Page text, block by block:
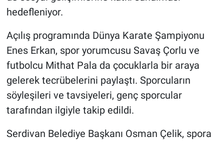
hedefleniyor.
Açılış programında Dünya Karate Şampiyonu
Enes Erkan, spor yorumcusu Savaş Çorlu ve
futbolcu Mithat Pala da çocuklarla bir araya
gelerek tecrübelerini paylaştı. Sporcuların
söyleşileri ve tavsiyeleri, genç sporcular
tarafından ilgiyle takip edildi.
Serdivan Belediye Başkanı Osman Çelik, spora